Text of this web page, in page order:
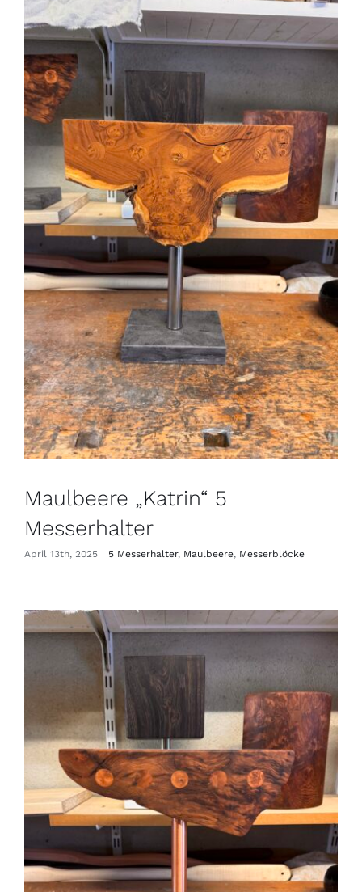
Maulbeere „Katrin“ 5
Messerhalter
April 13th, 2025 | 5 Messerhalter, Maulbeere, Messerblöcke